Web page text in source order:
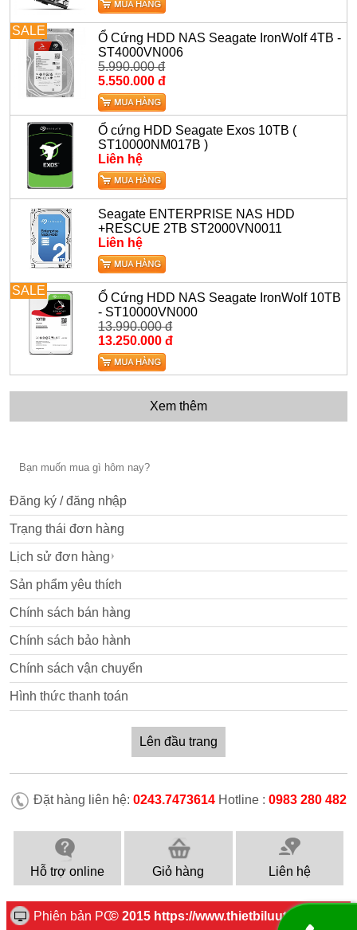
SALE
Ổ Cứng HDD NAS Seagate IronWolf 4TB -
ST4000VN006
5.990.000 đ
5.550.000 đ
Ổ cứng HDD Seagate Exos 10TB (
ST10000NM017B )
Liên hệ
Seagate ENTERPRISE NAS HDD
+RESCUE 2TB ST2000VN0011
Liên hệ
SALE
Ổ Cứng HDD NAS Seagate IronWolf 10TB
- ST10000VN000
13.990.000 đ
13.250.000 đ
Xem thêm
Đăng ký / đăng nhập
Trạng thái đơn hàng
Lịch sử đơn hàng
Sản phẩm yêu thích
Chính sách bán hàng
Chính sách bảo hành
Chính sách vận chuyển
Hình thức thanh toán
Lên đầu trang
Đặt hàng liên hệ:0243.7473614 Hotline :0983 280 482
Hỗ trợ online Giỏ hàng Liên hệ
Phiên bản PC© 2015 https://www.thietbiluutru.com.vn